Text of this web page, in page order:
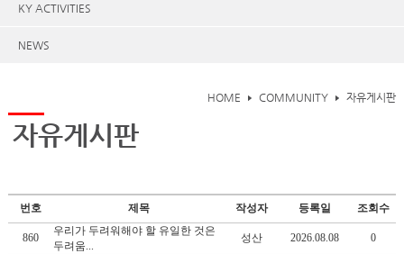
KY ACTIVITIES
NEWS
HOME COMMUNITY 자유게시판
자유게시판
번호 제목 작성자 등록일 조회수
860
우리가 두려워해야 할 유일한 것은
두려움...
성산 2026.08.08 0